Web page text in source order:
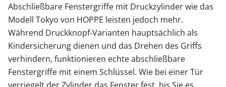
Abschließbare Fenstergriffe mit Druckzylinder wie das
Modell Tokyo von HOPPE leisten jedoch mehr.
Während Druckknopf-Varianten hauptsächlich als
Kindersicherung dienen und das Drehen des Griffs
verhindern, funktionieren echte abschließbare
Fenstergriffe mit einem Schlüssel. Wie bei einer Tür
verriegelt der Zylinder das Fenster fest, bis Sie es